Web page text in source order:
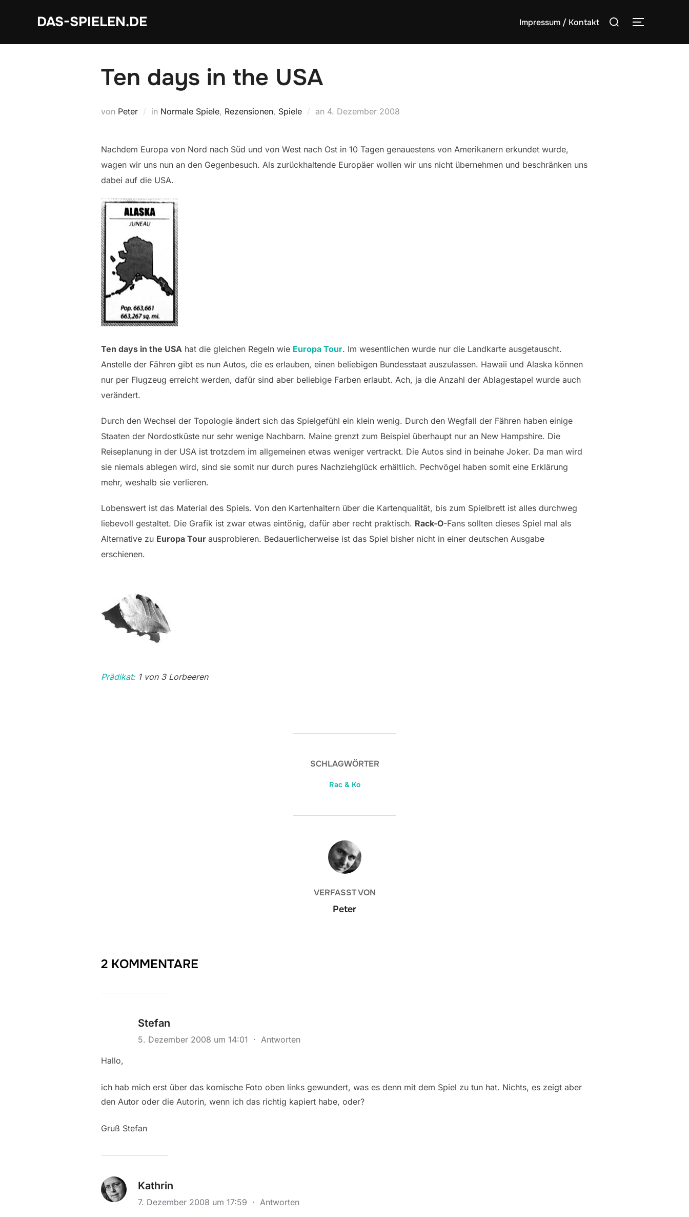
DAS-SPIELEN.DE Impressum / Kontakt
Suchen
Ten days in the USA
von Peter in Normale Spiele, Rezensionen, Spiele an Veröffentlicht
4. Dezember 2008
Nachdem Europa von Nord nach Süd und von West nach Ost in 10 Tagen genauestens von Amerikanern erkundet wurde,
wagen wir uns nun an den Gegenbesuch. Als zurückhaltende Europäer wollen wir uns nicht übernehmen und beschränken uns
dabei auf die USA.
Ten days in the USA hat die gleichen Regeln wie Europa Tour. Im wesentlichen wurde nur die Landkarte ausgetauscht.
Anstelle der Fähren gibt es nun Autos, die es erlauben, einen beliebigen Bundesstaat auszulassen. Hawaii und Alaska können
nur per Flugzeug erreicht werden, dafür sind aber beliebige Farben erlaubt. Ach, ja die Anzahl der Ablagestapel wurde auch
verändert.
Durch den Wechsel der Topologie ändert sich das Spielgefühl ein klein wenig. Durch den Wegfall der Fähren haben einige
Staaten der Nordostküste nur sehr wenige Nachbarn. Maine grenzt zum Beispiel überhaupt nur an New Hampshire. Die
Reiseplanung in der USA ist trotzdem im allgemeinen etwas weniger vertrackt. Die Autos sind in beinahe Joker. Da man wird
sie niemals ablegen wird, sind sie somit nur durch pures Nachziehglück erhältlich. Pechvögel haben somit eine Erklärung
mehr, weshalb sie verlieren.
Lobenswert ist das Material des Spiels. Von den Kartenhaltern über die Kartenqualität, bis zum Spielbrett ist alles durchweg
liebevoll gestaltet. Die Grafik ist zwar etwas eintönig, dafür aber recht praktisch. Rack-O-Fans sollten dieses Spiel mal als
Alternative zu Europa Tour ausprobieren. Bedauerlicherweise ist das Spiel bisher nicht in einer deutschen Ausgabe
erschienen.
Prädikat: 1 von 3 Lorbeeren
SCHLAGWÖRTER
Rac & Ko
BEITRAGSAUTOR
VERFASST VON
Peter
2 KOMMENTARE
Stefan
5. Dezember 2008 um 14:01 · Antworten
Hallo,
ich hab mich erst über das komische Foto oben links gewundert, was es denn mit dem Spiel zu tun hat. Nichts, es zeigt aber
den Autor oder die Autorin, wenn ich das richtig kapiert habe, oder?
Gruß Stefan
Kathrin
7. Dezember 2008 um 17:59 · Antworten